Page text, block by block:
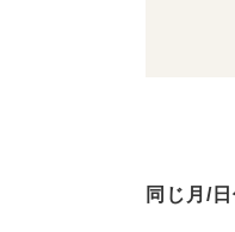
同じ月/